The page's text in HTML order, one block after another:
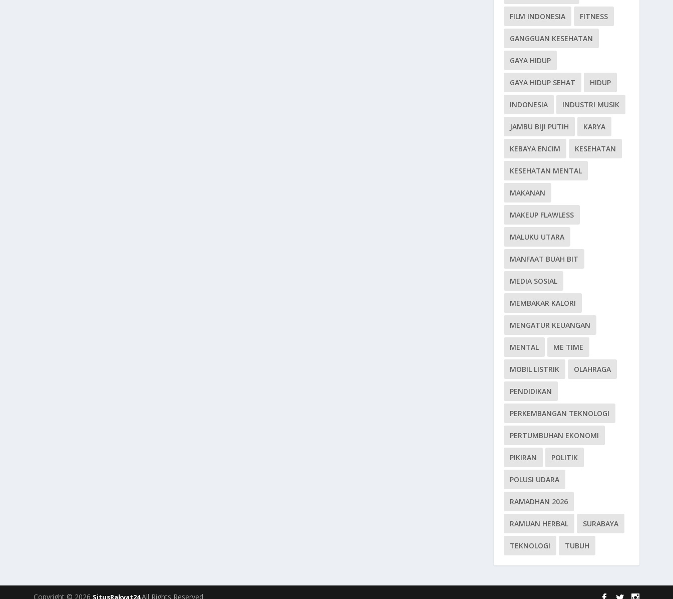
FILM INDONESIA FITNESS
GANGGUAN KESEHATAN
GAYA HIDUP
GAYA HIDUP SEHAT HIDUP
INDONESIA INDUSTRI MUSIK
JAMBU BIJI PUTIH KARYA
KEBAYA ENCIM KESEHATAN
KESEHATAN MENTAL
MAKANAN
MAKEUP FLAWLESS
MALUKU UTARA
MANFAAT BUAH BIT
MEDIA SOSIAL
MEMBAKAR KALORI
MENGATUR KEUANGAN
MENTAL ME TIME
MOBIL LISTRIK OLAHRAGA
PENDIDIKAN
PERKEMBANGAN TEKNOLOGI
PERTUMBUHAN EKONOMI
PIKIRAN POLITIK
POLUSI UDARA
RAMADHAN 2026
RAMUAN HERBAL SURABAYA
TEKNOLOGI TUBUH
Copyright © 2026 All Rights Reserved.